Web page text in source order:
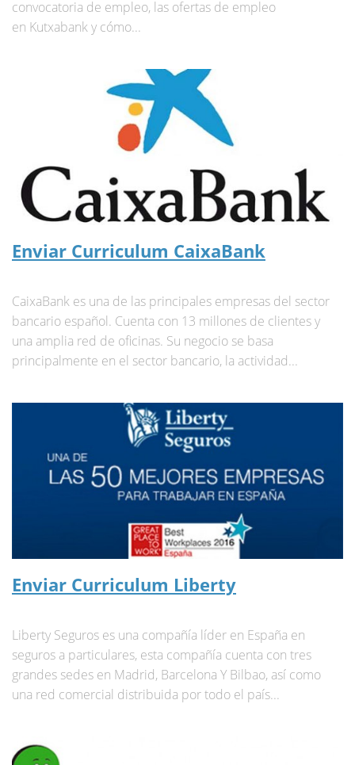
convocatoria de empleo, las ofertas de empleo
en Kutxabank y cómo...
Enviar Curriculum CaixaBank
CaixaBank es una de las principales empresas del sector
bancario español. Cuenta con 13 millones de clientes y
una amplia red de oficinas. Su negocio se basa
principalmente en el sector bancario, la actividad...
Enviar Curriculum Liberty
Liberty Seguros es una compañía líder en España en
seguros a particulares, esta compañía cuenta con tres
grandes sedes en Madrid, Barcelona Y Bilbao, así como
una red comercial distribuida por todo el país...